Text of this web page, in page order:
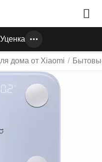
Уценка
дома от Xiaomi /